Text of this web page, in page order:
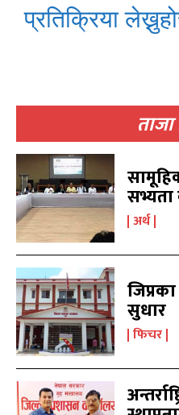
काबिलखबर
उज्यालो
काबिलखबर
उज्यालो
सभ्यता
अर्थ
सुधार
फिचर
प्रतिक्रिया